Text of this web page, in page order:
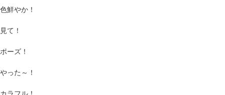
色鮮やか！
見て！
ポーズ！
やった～！